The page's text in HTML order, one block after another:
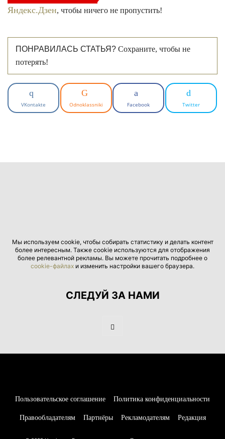
Яндекс.Дзен, чтобы ничего не пропустить!
ПОНРАВИЛАСЬ СТАТЬЯ? Сохраните, чтобы не
потерять!
VKontakte Odnoklassniki Facebook Twitter
Мы используем cookie, чтобы собирать статистику и делать контент
более интересным. Также cookie используются для отображения
более релевантной рекламы. Вы можете прочитать подробнее о
cookie-файлах и изменить настройки вашего браузера.
СЛЕДУЙ ЗА НАМИ
Пользовательское соглашение Политика конфиденциальности
Правообладателям Партнёры Рекламодателям Редакция